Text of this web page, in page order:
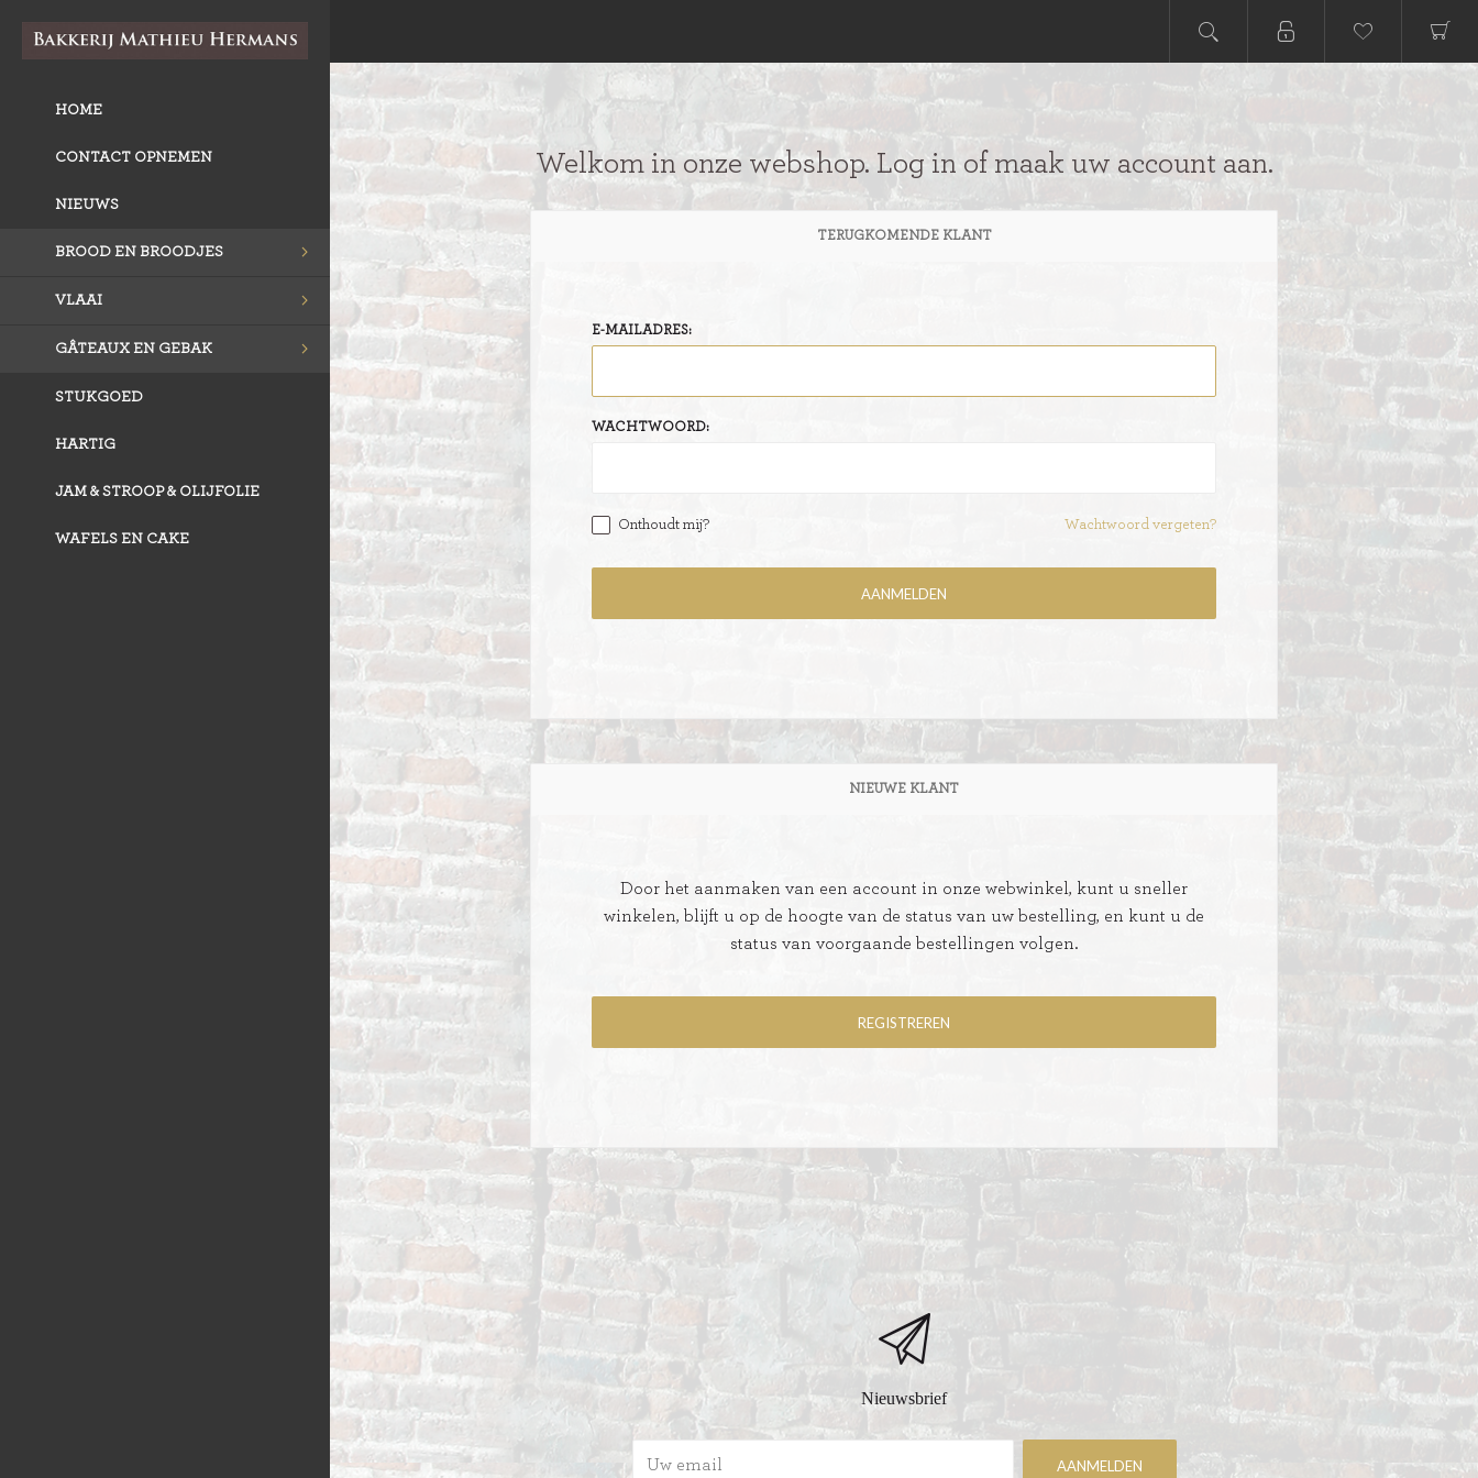
HOME
CONTACT OPNEMEN
NIEUWS
BROOD EN BROODJES
VLOERBROOD
ZUURDESEM BROOD
BUSBRODEN
GEVULD BROOD
CROISSANTS
STOKBROOD
VLAAI
HERMANS
RIJSTEVLAAI
KRUIMELVLAAI
VLAAI RASTER
OPEN VLAAI
LUXE VLAAI
SEIZOEN VLAAI
GÂTEAUX EN GEBAK
GEBAKJES
GÂTEAUX
CRÈME AU BEURE
TAARTEN
ROYAL TAARTEN
STUKGOED
HARTIG
JAM & STROOP & OLIJFOLIE
WAFELS EN CAKE
Welkom in onze webshop. Log in of maak uw account aan.
TERUGKOMENDE KLANT
E-MAILADRES:
WACHTWOORD:
Onthoudt mij? Wachtwoord vergeten?
NIEUWE KLANT
Door het aanmaken van een account in onze webwinkel, kunt u sneller
winkelen, blijft u op de hoogte van de status van uw bestelling, en kunt u de
status van voorgaande bestellingen volgen.
Nieuwsbrief